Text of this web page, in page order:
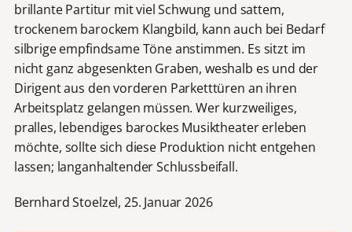
brillante Partitur mit viel Schwung und sattem,
trockenem barockem Klangbild, kann auch bei Bedarf
silbrige empfindsame Töne anstimmen. Es sitzt im
nicht ganz abgesenkten Graben, weshalb es und der
Dirigent aus den vorderen Parketttüren an ihren
Arbeitsplatz gelangen müssen. Wer kurzweiliges,
pralles, lebendiges barockes Musiktheater erleben
möchte, sollte sich diese Produktion nicht entgehen
lassen; langanhaltender Schlussbeifall.
Bernhard Stoelzel, 25. Januar 2026